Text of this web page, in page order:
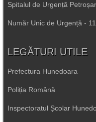
Spitalul de Urgență
Număr Unic de Urgență -
LEGĂTURI UTILE
Prefectura Hunedoara
Poliția Română
Inspectoratul Școlar